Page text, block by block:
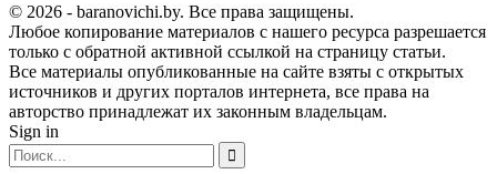
© 2026 - baranovichi.by. Все права защищены.
Любое копирование материалов с нашего ресурса разрешается
только с обратной активной ссылкой на страницу статьи.
Все материалы опубликованные на сайте взяты с открытых
источников и других порталов интернета, все права на
авторство принадлежат их законным владельцам.
Sign in